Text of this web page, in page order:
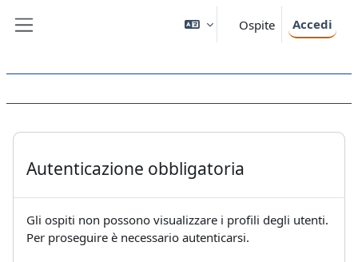
Ospite Accedi
Autenticazione obbligatoria
Gli ospiti non possono visualizzare i profili degli utenti.
Per proseguire è necessario autenticarsi.